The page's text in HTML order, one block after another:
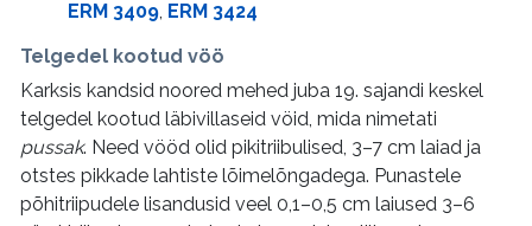
ERM 3409, ERM 3424
Telgedel kootud vöö
Karksis kandsid noored mehed juba 19. sajandi keskel
telgedel kootud läbivillaseid vöid, mida nimetati
pussak. Need vööd olid pikitriibulised, 3–7 cm laiad ja
otstes pikkade lahtiste lõimelõngadega. Punastele
põhitriipudele lisandusid veel 0,1–0,5 cm laiused 3–6